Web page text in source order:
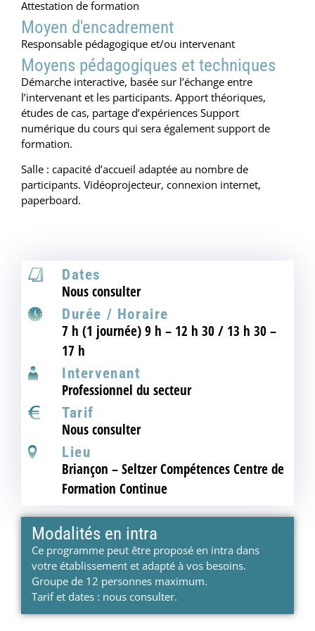
Attestation de formation
Moyen d'encadrement
Responsable pédagogique et/ou intervenant
Moyens pédagogiques et techniques
Démarche interactive, basée sur l’échange entre
l’intervenant et les participants. Apport théoriques,
études de cas, partage d’expériences Support
numérique du cours qui sera également support de
formation.
Salle : capacité d’accueil adaptée au nombre de
participants. Vidéoprojecteur, connexion internet,
paperboard.
Dates
Nous consulter
Durée / Horaire
7 h (1 journée) 9 h – 12 h 30 / 13 h 30 –
17 h
Intervenant
Professionnel du secteur
Tarif
Nous consulter
Lieu
Briançon – Seltzer Compétences Centre de
Formation Continue
Modalités en intra
Ce programme peut être proposé en intra dans
votre établissement et adapté à vos besoins.
Groupe de 12 personnes maximum.
Tarif et dates : nous consulter.